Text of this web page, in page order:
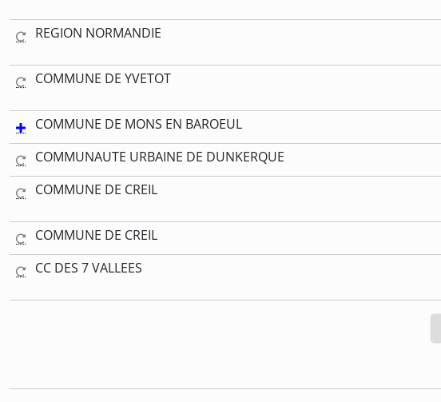
REGION NORMANDIE
COMMUNE DE YVETOT
COMMUNE DE MONS EN BAROEUL
COMMUNAUTE URBAINE DE DUNKERQUE
COMMUNE DE CREIL
COMMUNE DE CREIL
CC DES 7 VALLEES